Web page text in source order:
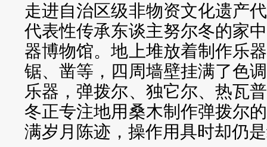
走进自治区级非物资文化遗产
代表性传承东谈主努尔冬的家
器博物馆。地上堆放着制作乐
锯、凿等，四周墙壁挂满了色
乐器，弹拨尔、独它尔、热瓦
冬正专注地用桑木制作弹拨尔
满岁月陈迹，操作用具时却仍